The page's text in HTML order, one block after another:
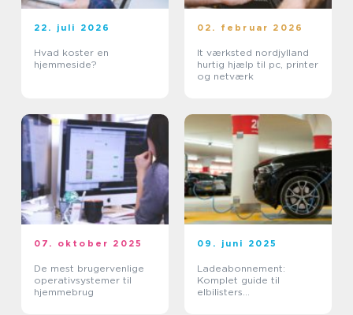
22. juli 2026
Hvad koster en
hjemmeside?
02. februar 2026
It værksted nordjylland
hurtig hjælp til pc, printer
og netværk
07. oktober 2025
De mest brugervenlige
operativsystemer til
hjemmebrug
09. juni 2025
Ladeabonnement:
Komplet guide til
elbilisters